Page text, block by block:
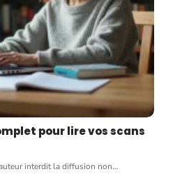
pour lire vos scans
interdit la diffusion non…